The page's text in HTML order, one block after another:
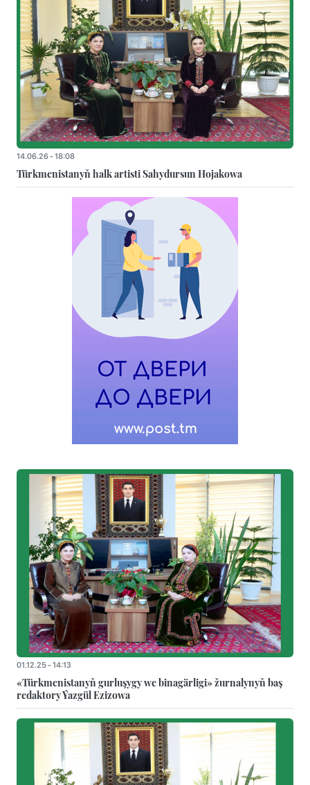
14.06.26 - 18:08
Türkmenistanyň halk artisti Sahydursun Hojakowa
01.12.25 - 14:13
«Türkmenistanyň gurluşygy we binagärligi» žurnalynyň baş
redaktory Ýazgül Ezizowa